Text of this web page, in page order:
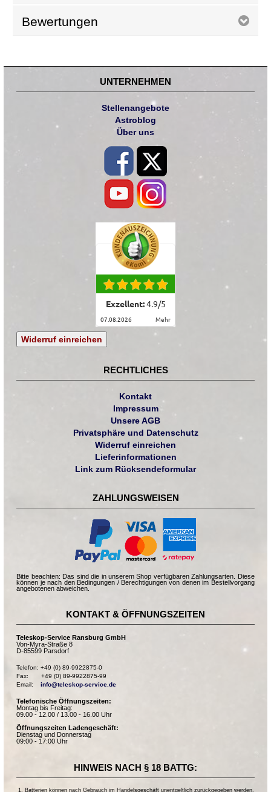
Bewertungen
UNTERNEHMEN
Stellenangebote
Astroblog
Über uns
Exzellent:4.9/5
07.08.2026 mehr
Widerruf einreichen
RECHTLICHES
Kontakt
Impressum
Unsere AGB
Privatsphäre und Datenschutz
Widerruf einreichen
Lieferinformationen
Link zum Rücksendeformular
ZAHLUNGSWEISEN
Bitte beachten: Das sind die in unserem Shop verfügbaren Zahlungsarten. Diese
können je nach den Bedingungen / Berechtigungen von denen im Bestellvorgang
angebotenen abweichen.
KONTAKT & ÖFFNUNGSZEITEN
Teleskop-Service Ransburg GmbH
Von-Myra-Straße 8
D-85599 Parsdorf
Telefon: +49 (0) 89-9922875-0
Fax:       +49 (0) 89-9922875-99
Email: info@teleskop-service.de
Telefonische Öffnungszeiten:
Montag bis Freitag:
09.00 - 12.00 / 13.00 - 16.00 Uhr
Öffnungszeiten Ladengeschäft:
Dienstag und Donnerstag
09:00 - 17:00 Uhr
HINWEIS NACH § 18 BATTG:
Batterien können nach Gebrauch im Handelsgeschäft unentgeltlich zurückgegeben werden.